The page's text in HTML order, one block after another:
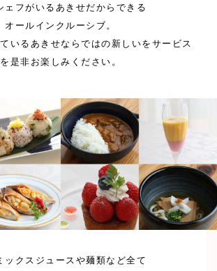
ェフがいるあきせだからできる
オールインクルーシブ。
いるあきせならではの新しいをサービス
を是非お楽しみください。
ックスジュースや麺類など全て